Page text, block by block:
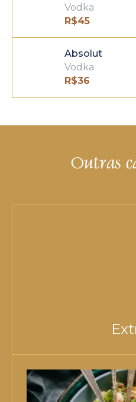
Vodka
R$45
Absolut
Vodka
R$36
Outras